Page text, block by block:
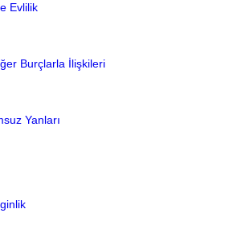
Evlilik
Burçlarla İlişkileri
Yanları